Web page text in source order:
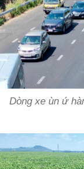
Dòng xe ùn ứ